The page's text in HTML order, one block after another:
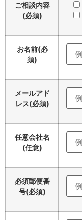
ご相談内容
(必須)
お名前(必
須)
メールアド
レス(必須)
任意会社名
(任意)
必須郵便番
号(必須)